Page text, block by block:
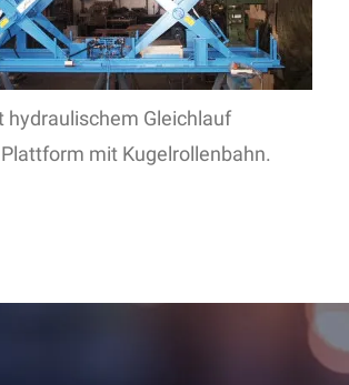
hydraulischem Gleichlauf
mit Kugelrollenbahn.